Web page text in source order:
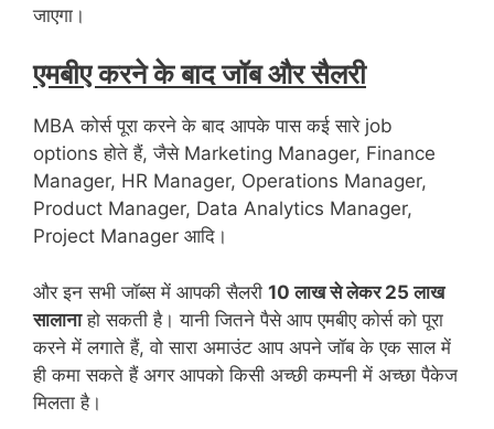
जाएगा।
एमबीए करने के बाद जॉब और सैलरी
MBA कोर्स पूरा करने के बाद आपके पास कई सारे job
options होते हैं, जैसे Marketing Manager, Finance
Manager, HR Manager, Operations Manager,
Product Manager, Data Analytics Manager,
Project Manager आदि।
और इन सभी जॉब्स में आपकी सैलरी 10 लाख से लेकर 25 लाख
सालानाहो सकती है। यानी जितने पैसे आप एमबीए कोर्स को पूरा
करने में लगाते हैं, वो सारा अमाउंट आप अपने जॉब के एक साल में
ही कमा सकते हैं अगर आपको किसी अच्छी कम्पनी में अच्छा पैकेज
मिलता है।